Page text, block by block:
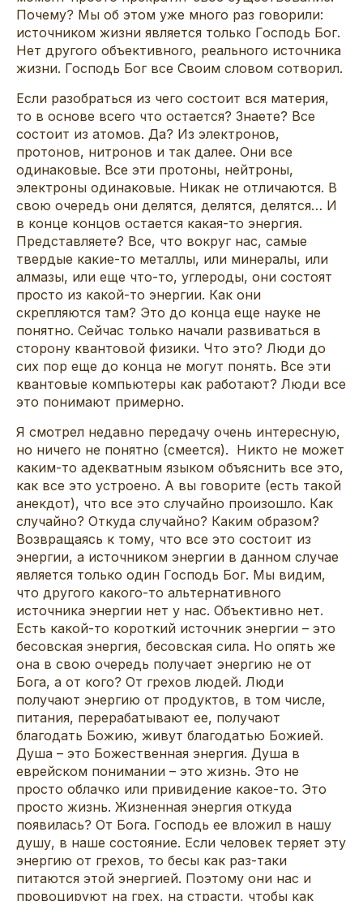
Почему? Мы об этом уже много раз говорили:
источником жизни является только Господь Бог.
Нет другого объективного, реального источника
жизни. Господь Бог все Своим словом сотворил.
Если разобраться из чего состоит вся материя,
то в основе всего что остается? Знаете? Все
состоит из атомов. Да? Из электронов,
протонов, нитронов и так далее. Они все
одинаковые. Все эти протоны, нейтроны,
электроны одинаковые. Никак не отличаются. В
свою очередь они делятся, делятся, делятся… И
в конце концов остается какая-то энергия.
Представляете? Все, что вокруг нас, самые
твердые какие-то металлы, или минералы, или
алмазы, или еще что-то, углероды, они состоят
просто из какой-то энергии. Как они
скрепляются там? Это до конца еще науке не
понятно. Сейчас только начали развиваться в
сторону квантовой физики. Что это? Люди до
сих пор еще до конца не могут понять. Все эти
квантовые компьютеры как работают? Люди все
это понимают примерно.
Я смотрел недавно передачу очень интересную,
но ничего не понятно (смеется). Никто не может
каким-то адекватным языком объяснить все это,
как все это устроено. А вы говорите (есть такой
анекдот), что все это случайно произошло. Как
случайно? Откуда случайно? Каким образом?
Возвращаясь к тому, что все это состоит из
энергии, а источником энергии в данном случае
является только один Господь Бог. Мы видим,
что другого какого-то альтернативного
источника энергии нет у нас. Объективно нет.
Есть какой-то короткий источник энергии – это
бесовская энергия, бесовская сила. Но опять же
она в свою очередь получает энергию не от
Бога, а от кого? От грехов людей. Люди
получают энергию от продуктов, в том числе,
питания, перерабатывают ее, получают
благодать Божию, живут благодатью Божией.
Душа – это Божественная энергия. Душа в
еврейском понимании – это жизнь. Это не
просто облачко или привидение какое-то. Это
просто жизнь. Жизненная энергия откуда
появилась? От Бога. Господь ее вложил в нашу
душу, в наше состояние. Если человек теряет эту
энергию от грехов, то бесы как раз-таки
питаются этой энергией. Поэтому они нас и
провоцируют на грех, на страсти, чтобы как